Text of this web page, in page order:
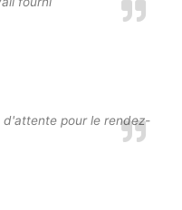
d'attente pour le rendez-